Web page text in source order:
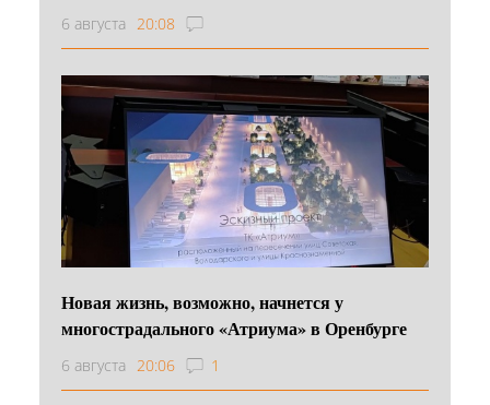
6 августа 20:08
Новая жизнь, возможно, начнется у
многострадального «Атриума» в Оренбурге
6 августа 20:06 1